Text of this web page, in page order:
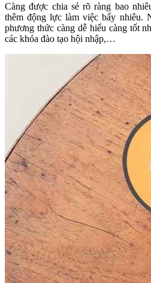
Càng được chia sẻ rõ ràng bao
thêm động lực làm việc bấy nhiêu.
phương thức càng dễ hiểu càng tốt
các khóa đào tạo hội nhập,…